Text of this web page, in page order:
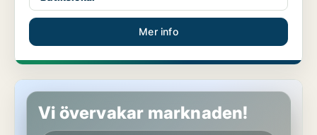
Mer info
Butikslokal på Gärdet/Djurgården
Vi övervakar marknaden!